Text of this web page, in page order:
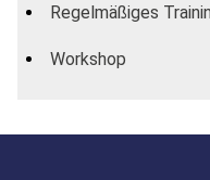
Regelmäßiges
Workshop